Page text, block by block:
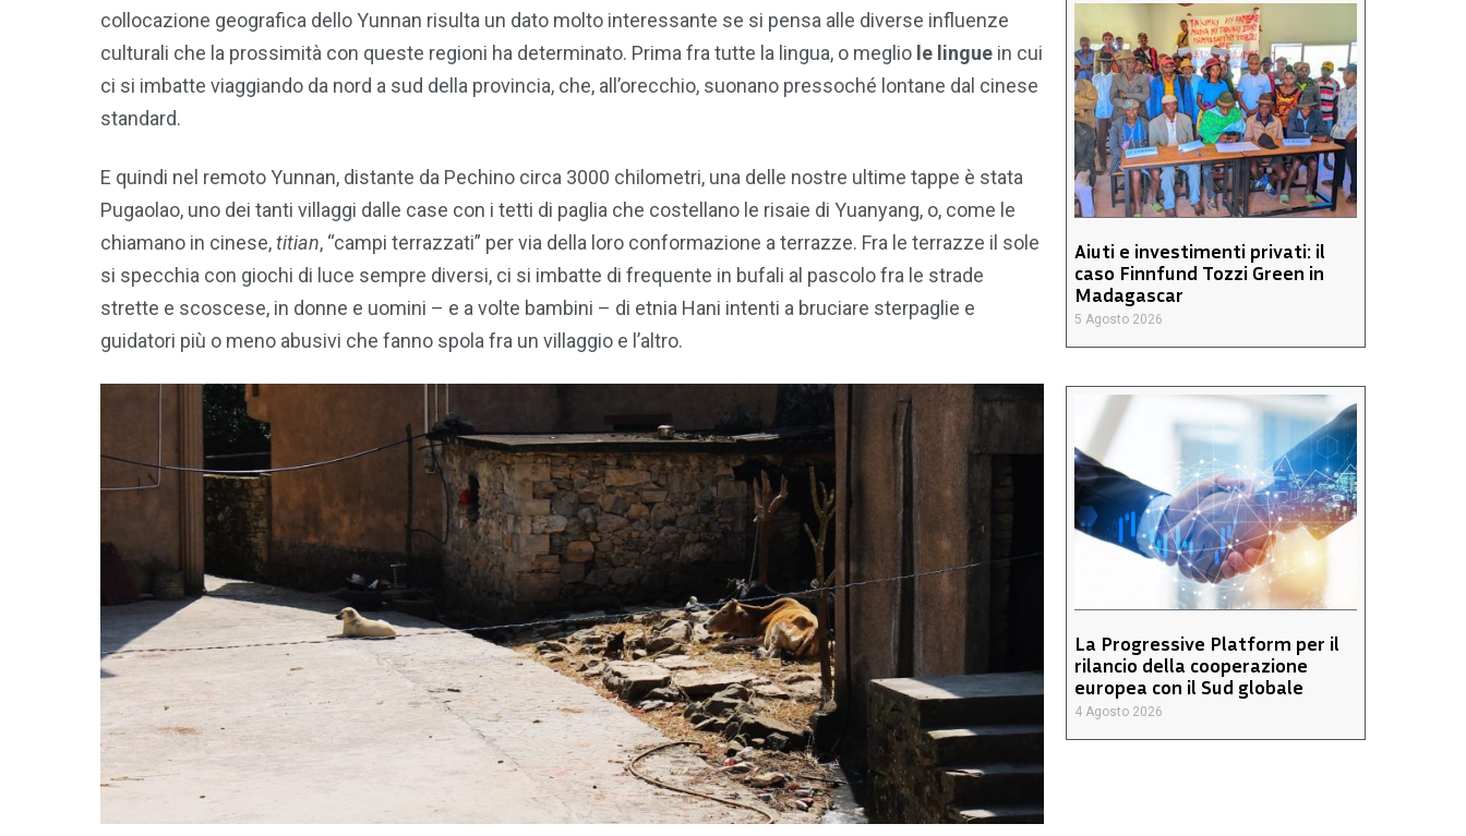
collocazione geografica dello Yunnan risulta un dato molto interessante se si pensa alle diverse influenze
culturali che la prossimità con queste regioni ha determinato. Prima fra tutte la lingua, o meglio le lingue in cui
ci si imbatte viaggiando da nord a sud della provincia, che, all’orecchio, suonano pressoché lontane dal cinese
standard.
E quindi nel remoto Yunnan, distante da Pechino circa 3000 chilometri, una delle nostre ultime tappe è stata
Pugaolao, uno dei tanti villaggi dalle case con i tetti di paglia che costellano le risaie di Yuanyang, o, come le
chiamano in cinese,titian, “campi terrazzati” per via della loro conformazione a terrazze. Fra le terrazze il sole
si specchia con giochi di luce sempre diversi, ci si imbatte di frequente in bufali al pascolo fra le strade
strette e scoscese, in donne e uomini – e a volte bambini – di etnia Hani intenti a bruciare sterpaglie e
guidatori più o meno abusivi che fanno spola fra un villaggio e l’altro.
Aiuti e investimenti privati: il
caso Finnfund Tozzi Green in
Madagascar
5 Agosto 2026
La Progressive Platform per il
rilancio della cooperazione
europea con il Sud globale
4 Agosto 2026